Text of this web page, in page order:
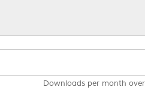
Downloads per month